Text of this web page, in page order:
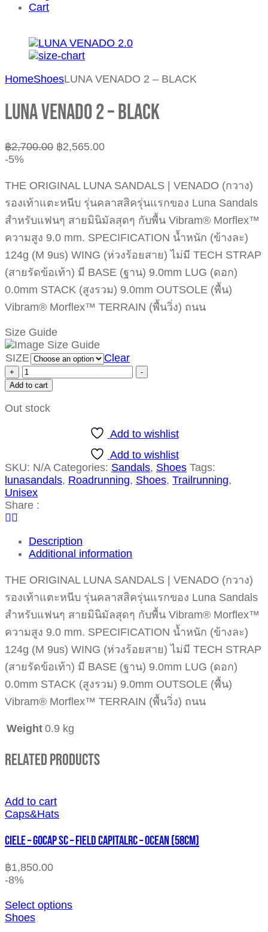
Cart
HomeShoesLUNA VENADO 2 – BLACK
LUNA VENADO 2 – BLACK
฿2,700.00 ฿2,565.00
-5%
THE ORIGINAL LUNA SANDALS | VENADO (กวาง)
รองเท้าแตะหนีบ รุ่นคลาสสิครุ่นแรกของ Luna Sandals
สำหรับแฟนๆ สายมินิมัลสุดๆ กับพื้น Vibram® Morflex™
ความสูง 9.0 mm. SPECIFICATION น้ำหนัก (ข้างละ)
124g (M 9us) WING (ห่วงร้อยสาย) ไม่มี TECH STRAP
(สายรัดข้อเท้า) มี BASE (ฐาน) 9.0mm LUG (ดอก)
0.0mm STACK (สูงรวม) 9.0mm OUTSOLE (พื้น)
Vibram® Morflex™ TERRAIN (พื้นวิ่ง) ถนน
Size Guide
SIZE Clear
+
-
Add to cart
Out stock
Add to wishlist
Add to wishlist
SKU: N/A Categories: Sandals, Shoes Tags:
lunasandals, Roadrunning, Shoes, Trailrunning,
Unisex
Share :
Description
Additional information
THE ORIGINAL LUNA SANDALS | VENADO (กวาง)
รองเท้าแตะหนีบ รุ่นคลาสสิครุ่นแรกของ Luna Sandals
สำหรับแฟนๆ สายมินิมัลสุดๆ กับพื้น Vibram® Morflex™
ความสูง 9.0 mm. SPECIFICATION น้ำหนัก (ข้างละ)
124g (M 9us) WING (ห่วงร้อยสาย) ไม่มี TECH STRAP
(สายรัดข้อเท้า) มี BASE (ฐาน) 9.0mm LUG (ดอก)
0.0mm STACK (สูงรวม) 9.0mm OUTSOLE (พื้น)
Vibram® Morflex™ TERRAIN (พื้นวิ่ง) ถนน
Weight 0.9 kg
Related Products
Add to cart
Caps&Hats
CIELE – GOCAP SC – FIELD CAPITALRC – OCEAN (58cm)
฿1,850.00
-8%
Select options
Shoes